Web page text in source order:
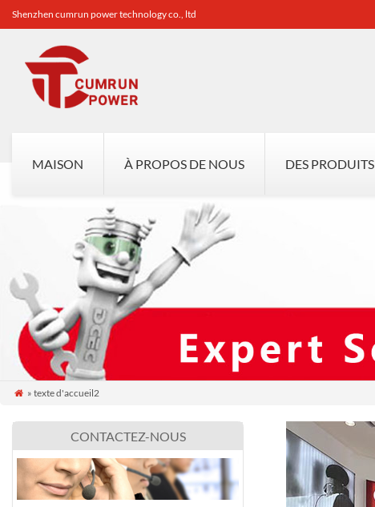
Shenzhen cumrun power technology co., ltd
MAISON À PROPOS DE NOUS DES PRODUITS
 » texte d'accueil2
CONTACTEZ-NOUS